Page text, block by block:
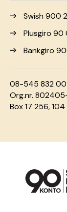
Swish 900
Plusgiro 90
Bankgiro
08-545 832 00
Org.nr.
Box 17 256,